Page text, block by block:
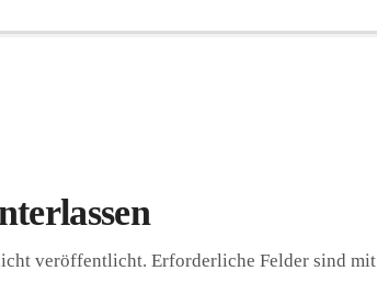
veröffentlicht. Erforderliche Felder sind mit